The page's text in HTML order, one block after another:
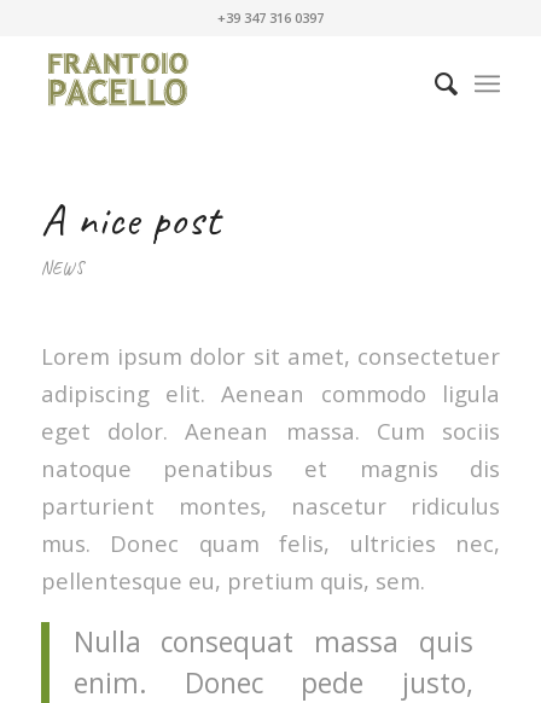
+39 347 316 0397
A nice post
NEWS
Lorem ipsum dolor sit amet, consectetuer
adipiscing elit. Aenean commodo ligula
eget dolor. Aenean massa. Cum sociis
natoque penatibus et magnis dis
parturient montes, nascetur ridiculus
mus. Donec quam felis, ultricies nec,
pellentesque eu, pretium quis, sem.
Nulla consequat massa quis
enim. Donec pede justo,